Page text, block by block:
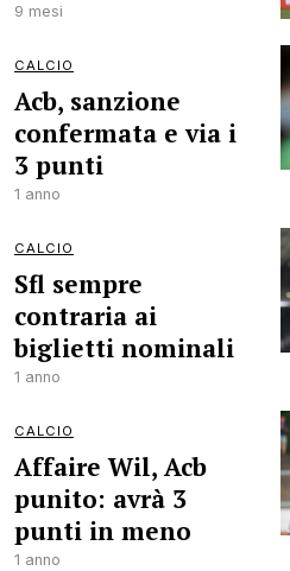
9 mesi
CALCIO
Acb, sanzione
confermata e via i
3 punti
1 anno
CALCIO
Sfl sempre
contraria ai
biglietti nominali
1 anno
CALCIO
Affaire Wil, Acb
punito: avrà 3
punti in meno
1 anno